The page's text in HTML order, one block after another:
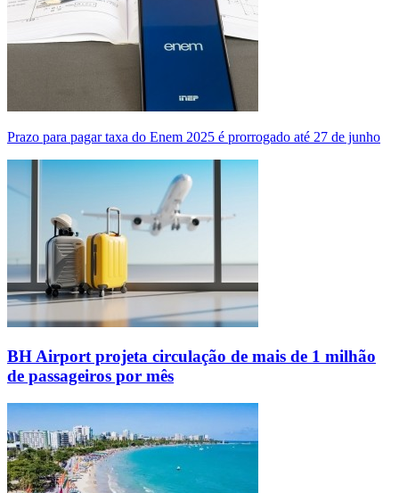
Prazo para pagar taxa do Enem 2025 é prorrogado até 27 de junho
BH Airport projeta circulação de mais de 1 milhão
de passageiros por mês